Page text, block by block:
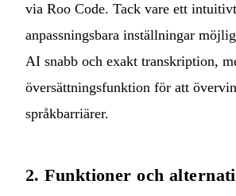
via Roo Code. Tack vare ett
anpassningsbara inställningar
AI snabb och exakt transkription,
översättningsfunktion för att
språkbarriärer.
2. Funktioner och